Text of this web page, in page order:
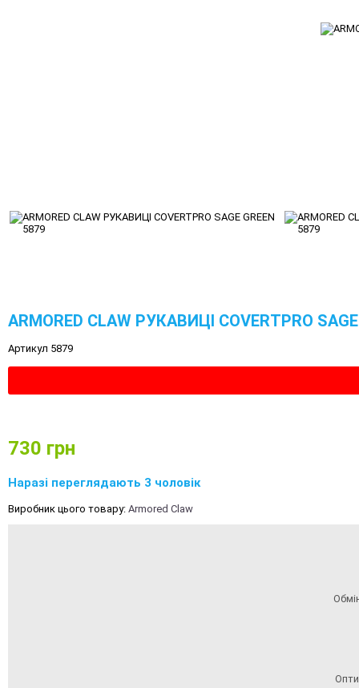
ARMORED CLAW РУКАВИЦІ COVERTPRO
Артикул 5879
730 грн
Наразі переглядають 3 чоловік
Виробник цього товару: Armored Claw